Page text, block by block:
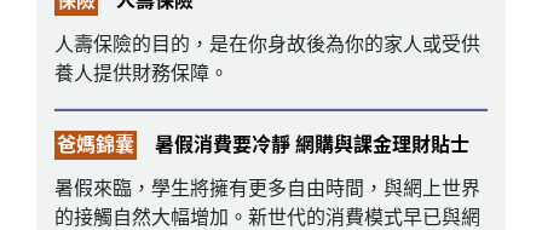
人壽保險的目的，是在你身故後為你的家人或受供
養人提供財務保障。
爸媽錦囊
暑假消費要冷靜 網購與課金理財貼士
暑假來臨，學生將擁有更多自由時間，與網上世界
的接觸自然大幅增加。新世代的消費模式早已與網